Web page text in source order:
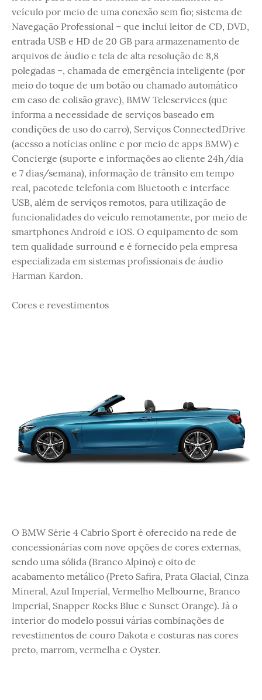
veículo por meio de uma conexão sem fio; sistema de
Navegação Professional – que inclui leitor de CD, DVD,
entrada USB e HD de 20 GB para armazenamento de
arquivos de áudio e tela de alta resolução de 8,8
polegadas –, chamada de emergência inteligente (por
meio do toque de um botão ou chamado automático
em caso de colisão grave), BMW Teleservices (que
informa a necessidade de serviços baseado em
condições de uso do carro), Serviços ConnectedDrive
(acesso a notícias online e por meio de apps BMW) e
Concierge (suporte e informações ao cliente 24h/dia
e 7 dias/semana), informação de trânsito em tempo
real, pacotede telefonia com Bluetooth e interface
USB, além de serviços remotos, para utilização de
funcionalidades do veículo remotamente, por meio de
smartphones Android e iOS. O equipamento de som
tem qualidade surround e é fornecido pela empresa
especializada em sistemas profissionais de áudio
Harman Kardon.
Cores e revestimentos
O BMW Série 4 Cabrio Sport é oferecido na rede de
concessionárias com nove opções de cores externas,
sendo uma sólida (Branco Alpino) e oito de
acabamento metálico (Preto Safira, Prata Glacial, Cinza
Mineral, Azul Imperial, Vermelho Melbourne, Branco
Imperial, Snapper Rocks Blue e Sunset Orange). Já o
interior do modelo possui várias combinações de
revestimentos de couro Dakota e costuras nas cores
preto, marrom, vermelha e Oyster.